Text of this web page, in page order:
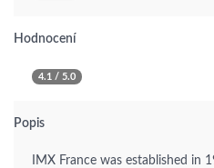
Hodnocení
4.1 / 5.0
Popis
IMX France was established in